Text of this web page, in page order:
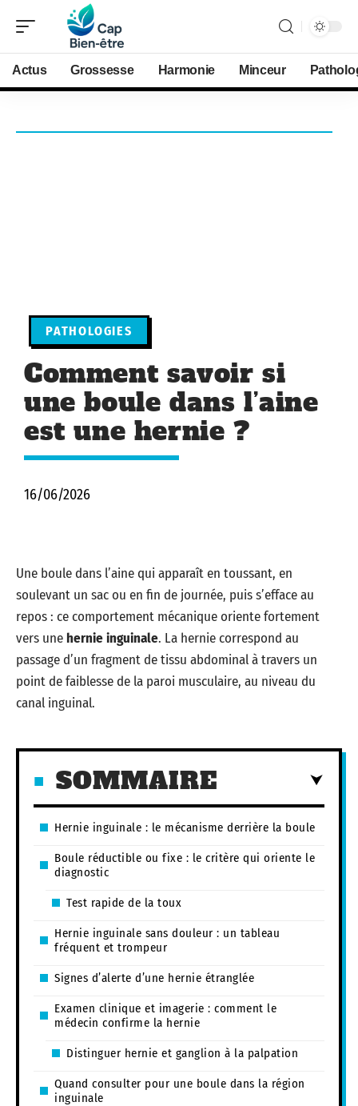
Actus Grossesse Harmonie Minceur
PATHOLOGIES
Comment savoir si
une boule dans l’aine
est une hernie ?
16/06/2026
Une boule dans l’aine qui apparaît en toussant, en
soulevant un sac ou en fin de journée, puis s’efface au
repos : ce comportement mécanique oriente fortement
vers une hernie inguinale. La hernie correspond au
passage d’un fragment de tissu abdominal à travers un
point de faiblesse de la paroi musculaire, au niveau du
canal inguinal.
SOMMAIRE
Hernie inguinale : le mécanisme derrière la boule
Boule réductible ou fixe : le critère qui oriente le
diagnostic
Test rapide de la toux
Hernie inguinale sans douleur : un tableau
fréquent et trompeur
Signes d’alerte d’une hernie étranglée
Examen clinique et imagerie : comment le
médecin confirme la hernie
Distinguer hernie et ganglion à la palpation
Quand consulter pour une boule dans la région
inguinale